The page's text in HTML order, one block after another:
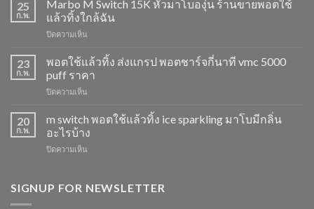
15K
วิธี
ดูด
ไม่
ให้
หัว
โบ
พีช
กลิ่น
ตมา
25
ก.พ.
Marbo M Switch 15K หัวมาโบองุ่น ร้านขายพอตใช้
แล้วทิ้งใกล้ฉัน
ปิดความเห็น
M
Switch
15K
หัว
โบ
องุ่น
ขาย
แล้ว
23
ก.พ.
พอตใช้แล้วทิ้ง ส่งแกรป พอตชาร์จกี่นาที vmc 5000
puff ราคา
ปิดความเห็น
แล้ว
ทิ้ง
ส่ง
ชาร์จ
20
ก.พ.
m switch พอตใช้แล้วทิ้ง ice sparkling มาโบมีกลิ่น
อะไรบ้าง
ปิดความเห็น
พอต
SIGNUP FOR NEWSLETTER